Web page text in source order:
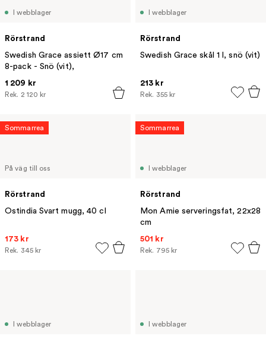
I webblager
Rörstrand
Swedish Grace assiett Ø17 cm
8-pack - Snö (vit),
1 209 kr
Rek. 2 120 kr
I webblager
Rörstrand
Swedish Grace skål 1 l, snö (vit)
213 kr
Rek. 355 kr
På väg till oss
Rörstrand
Ostindia Svart mugg, 40 cl
173 kr
Rek. 345 kr
Sommarrea
I webblager
Rörstrand
Mon Amie serveringsfat, 22x28
cm
501 kr
Rek. 795 kr
Sommarrea
I webblager I webblager